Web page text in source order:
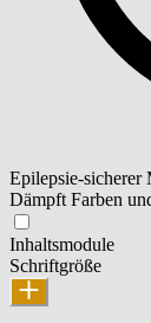
Epilepsie-sicherer
Dämpft Farben
Inhaltsmodule
Schriftgröße